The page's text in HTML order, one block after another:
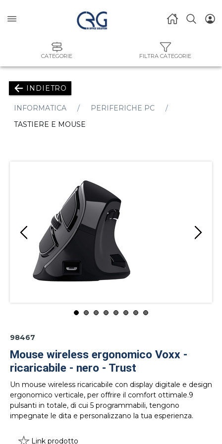
CATEGORIE FILTRA CATEGORIE
INDIETRO
INFORMATICA
PERIFERICHE PC
TASTIERE E MOUSE
98467
Mouse wireless ergonomico Voxx -
ricaricabile - nero - Trust
Un mouse wireless ricaricabile con display digitale e design
ergonomico verticale, per offrire il comfort ottimale.9
pulsanti in totale, di cui 5 programmabili, tengono
impegnate le dita e personalizzano la tua esperienza.
Link prodotto